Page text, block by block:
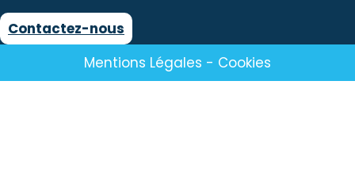
Contactez-nous
Mentions Légales - Cookies